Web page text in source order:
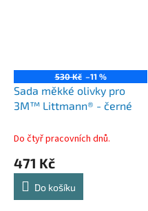
530 Kč –11 %
Sada měkké olivky pro
3M™ Littmann® - černé
Do čtyř pracovních dnů.
471 Kč
Do košíku